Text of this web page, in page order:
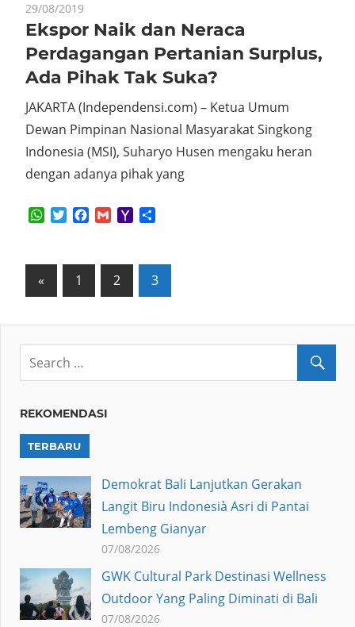
29/08/2019
Ekspor Naik dan Neraca
Perdagangan Pertanian Surplus,
Ada Pihak Tak Suka?
JAKARTA (Independensi.com) – Ketua Umum
Dewan Pimpinan Nasional Masyarakat Singkong
Indonesia (MSI), Suharyo Husen mengaku heran
dengan adanya pihak yang
WhatsApp
TwitterFacebook
GmailYahoo
Posts
« Previous
Posts
1 2 3
REKOMENDASI
TERBARU
Demokrat Bali Lanjutkan Gerakan
Langit Biru Indonesià Asri di Pantai
Lembeng Gianyar
07/08/2026
GWK Cultural Park Destinasi Wellness
Outdoor Yang Paling Diminati di Bali
07/08/2026